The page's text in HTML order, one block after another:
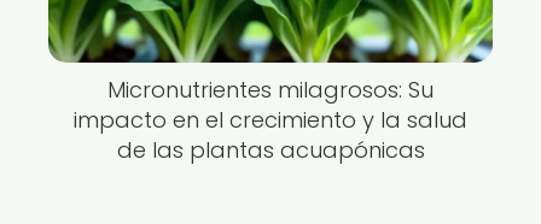
Micronutrientes milagrosos: Su
impacto en el crecimiento y la salud
de las plantas acuapónicas